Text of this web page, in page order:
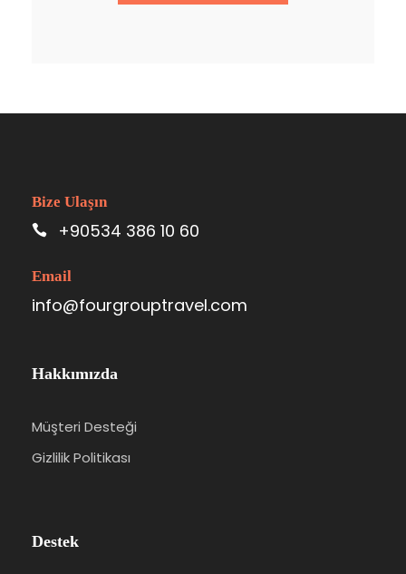
Bize Ulaşın
+90534 386 10 60
Email
info@fourgrouptravel.com
Hakkımızda
Müşteri Desteği
Gizlilik Politikası
Destek